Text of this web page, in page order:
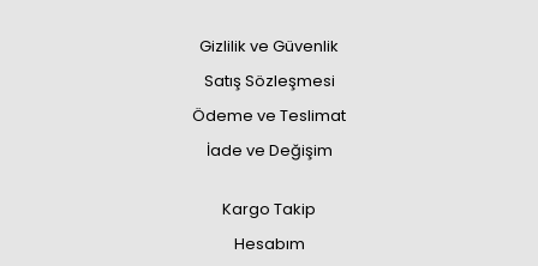
Gizlilik ve Güvenlik
Satış Sözleşmesi
Ödeme ve Teslimat
İade ve Değişim
Kargo Takip
Hesabım